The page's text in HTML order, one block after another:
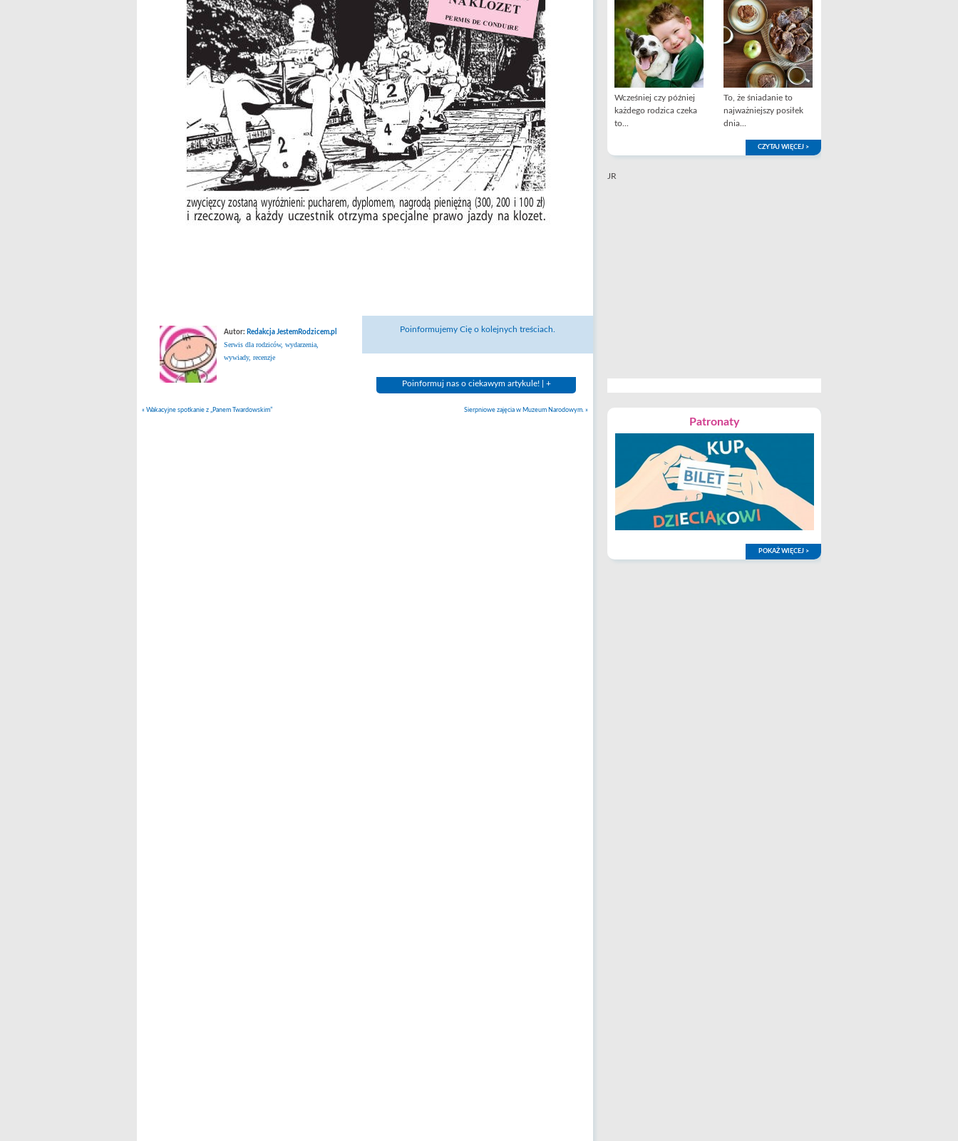
Autor: Redakcja JestemRodzicem.pl
Serwis dla rodziców, wydarzenia,
wywiady, recenzje
Poinformujemy Cię o kolejnych treściach.
Poinformuj nas o ciekawym artykule! | +
« Wakacyjne spotkanie z „Panem Twardowskim” Sierpniowe zajęcia w Muzeum Narodowym. »
Wcześniej czy później
każdego rodzica czeka
to...
To, że śniadanie to
najważniejszy posiłek
dnia...
CZYTAJ WIĘCEJ >
JR
Patronaty
POKAŻ WIĘCEJ >